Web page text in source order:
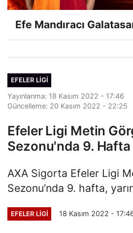
Efe Mandıracı
EFELER LIGI
Yayınlanma: 18 Kasım 2022 - 17:46
Güncelleme: 20 Kasım 2022 - 22:25
Efeler Ligi Metin
Sezonu'nda 9. Hafta
AXA Sigorta Efeler Ligi
Sezonu’nda 9. hafta,
EFELER LIGI 18 Kasım 2022 -